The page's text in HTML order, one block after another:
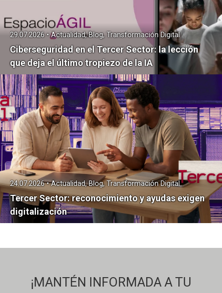
Ciberseguridad en el Tercer Sector: la lección
que deja el último tropiezo de la IA
29.07.2026 • Actualidad, Blog, Transformación Digital
Tercer Sector: reconocimiento y ayudas exigen
digitalización
24.07.2026 • Actualidad, Blog, Transformación Digital
¡MANTÉN INFORMADA A TU